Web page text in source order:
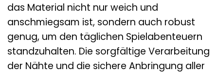
das Material nicht nur weich und
anschmiegsam ist, sondern auch robust
genug, um den täglichen Spielabenteuern
standzuhalten. Die sorgfältige Verarbeitung
der Nähte und die sichere Anbringung aller